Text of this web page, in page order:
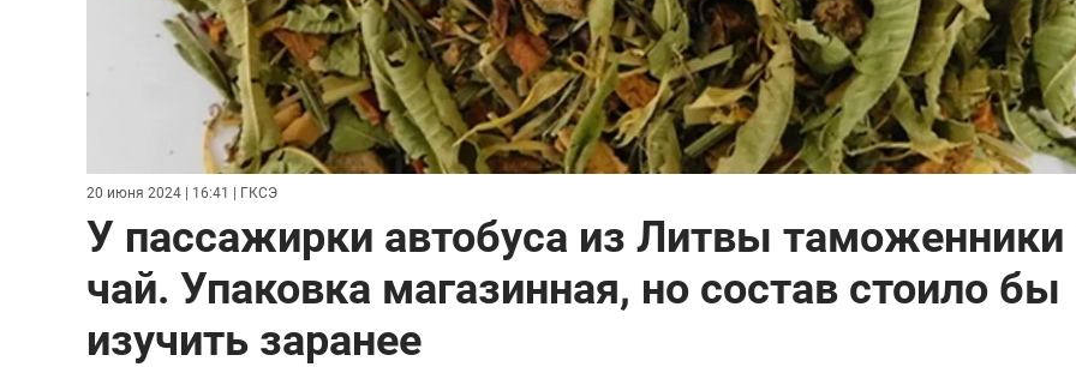
20 июня 2024 | 16:41 | ГКСЭ
У пассажирки автобуса из Литвы
чай. Упаковка магазинная, но состав стоило бы
изучить заранее